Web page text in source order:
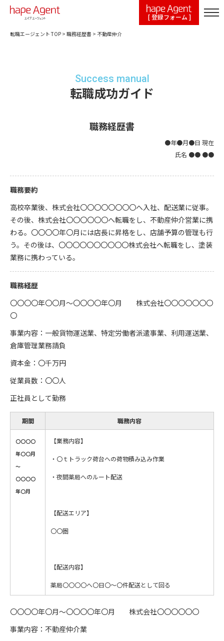
[ 登録フォーム ]
転職エージェント TOP > 職務経歴書 > 不動産仲介
Success manual
転職成功ガイド
職務経歴書
●年●月●日 現在
氏名 ●● ●●
職務要約
高校卒業後、株式会社〇〇〇〇〇〇〇〇へ入社、配送業に従事。
その後、株式会社〇〇〇〇〇〇へ転職をし、不動産仲介営業に携
わる。〇〇〇〇年〇月には店長に昇格をし、店舗予算の管理も行
う。その後は、〇〇〇〇〇〇〇〇〇〇株式会社へ転職をし、塗装
業務に携わっている。
職務経歴
〇〇〇〇年〇〇月～〇〇〇〇年〇月 株式会社〇〇〇〇〇〇〇
〇
事業内容：一般貨物運送業、特定労働者派遣事業、利用運送業、
倉庫管理業務請負
資本金：〇千万円
従業員数：〇〇人
正社員として勤務
期間 職務内容
〇〇〇〇
年〇〇月
～
〇〇〇〇
年〇月
【業務内容】
・〇ｔトラック荷台への荷物積み込み作業
・夜間薬局へのルート配送
【配送エリア】
〇〇圏
【配送内容】
薬局〇〇〇〇へ〇日〇～〇件配送として回る
〇〇〇〇年〇月～〇〇〇〇年〇月 株式会社〇〇〇〇〇〇
事業内容：不動産仲介業